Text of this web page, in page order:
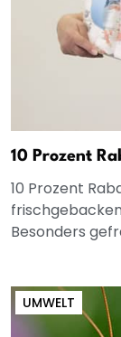
10 Prozent
10 Prozent
Besonders
UMWELT